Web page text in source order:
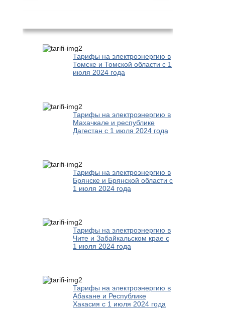
Тарифы на электроэнергию в
Томске и Томской области с 1
июля 2024 года
Тарифы на электроэнергию в
Махачкале и республике
Дагестан с 1 июля 2024 года
Тарифы на электроэнергию в
Брянске и Брянской области с
1 июля 2024 года
Тарифы на электроэнергию в
Чите и Забайкальском крае с
1 июля 2024 года
Тарифы на электроэнергию в
Абакане и Республике
Хакасия с 1 июля 2024 года